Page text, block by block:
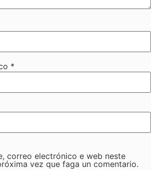
*
correo electrónico e web neste
vez que faga un comentario.